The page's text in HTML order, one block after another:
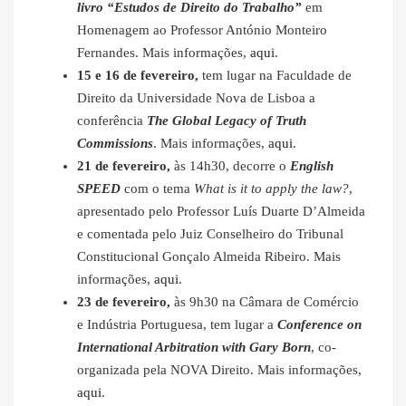
livro “Estudos de Direito do Trabalho” em
Homenagem ao Professor António Monteiro
Fernandes. Mais informações, aqui.
15 e 16 de fevereiro, tem lugar na Faculdade de
Direito da Universidade Nova de Lisboa a
conferência The Global Legacy of Truth
Commissions. Mais informações, aqui.
21 de fevereiro, às 14h30, decorre o English
SPEED com o tema What is it to apply the law?,
apresentado pelo Professor Luís Duarte D’Almeida
e comentada pelo Juiz Conselheiro do Tribunal
Constitucional Gonçalo Almeida Ribeiro. Mais
informações, aqui.
23 de fevereiro, às 9h30 na Câmara de Comércio
e Indústria Portuguesa, tem lugar a Conference on
International Arbitration with Gary Born, co-
organizada pela NOVA Direito. Mais informações,
aqui.